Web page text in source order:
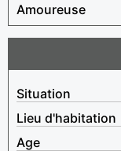
Amoureuse
Situation
Lieu d'habitation
Age